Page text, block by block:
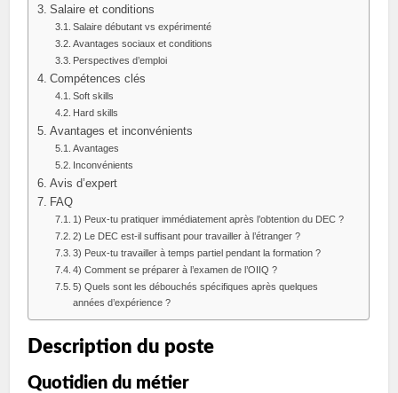
Salaire et conditions
Salaire débutant vs expérimenté
Avantages sociaux et conditions
Perspectives d’emploi
Compétences clés
Soft skills
Hard skills
Avantages et inconvénients
Avantages
Inconvénients
Avis d’expert
FAQ
1) Peux-tu pratiquer immédiatement après l’obtention du DEC ?
2) Le DEC est-il suffisant pour travailler à l’étranger ?
3) Peux-tu travailler à temps partiel pendant la formation ?
4) Comment se préparer à l’examen de l’OIIQ ?
5) Quels sont les débouchés spécifiques après quelques
années d’expérience ?
Description du poste
Quotidien du métier